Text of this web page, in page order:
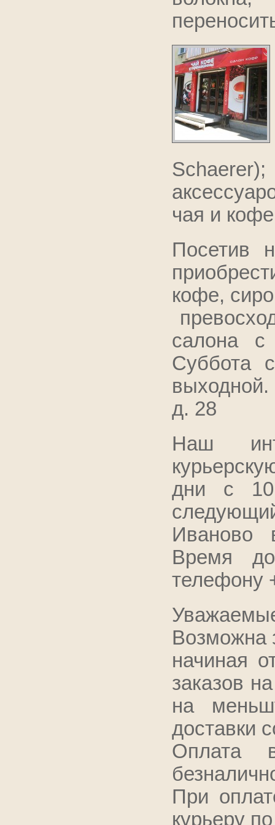
Schaerer);
чая и
Посетив
кофе,
салона
Суббота
д. 28
Наш
дни с
Иваново
Время
телефону
Возможна
начиная
заказов
на
доставки
Оплата
При
курьеру